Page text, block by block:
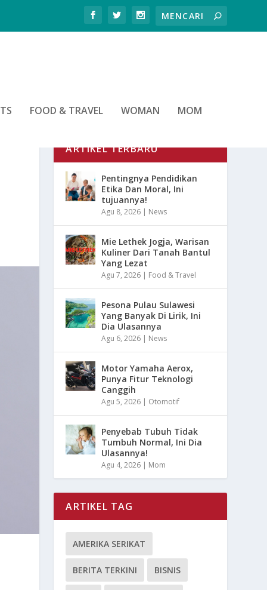
FOOD & TRAVEL WOMAN MOM
ARTIKEL TERBARU
Pentingnya Pendidikan
Etika Dan Moral, Ini
tujuannya!
Agu 8, 2026 | News
Mie Lethek Jogja, Warisan
Kuliner Dari Tanah Bantul
Yang Lezat
Agu 7, 2026 | Food & Travel
Pesona Pulau Sulawesi
Yang Banyak Di Lirik, Ini
Dia Ulasannya
Agu 6, 2026 | News
Motor Yamaha Aerox,
Punya Fitur Teknologi
Canggih
Agu 5, 2026 | Otomotif
Penyebab Tubuh Tidak
Tumbuh Normal, Ini Dia
Ulasannya!
Agu 4, 2026 | Mom
ARTIKEL TAG
AMERIKA SERIKAT
BERITA TERKINI BISNIS